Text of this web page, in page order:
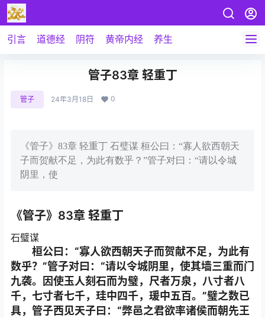
引言 道德经 阴符 黄帝内经 养生
管子83章 轻重丁
管子 24年3月18日 0
《管子》83章 轻重丁 石璧谋 桓公曰：“寡人欲西朝天
子而贺献不足，为此有数乎？”管子对曰：“请以令城
阴里，使
《管子》83章 轻重丁
石璧谋
桓公曰：“寡人欲西朝天子而贺献不足，为此有
数乎？”管子对曰：“请以令城阴里，使其墙三重而门
九袭。因使玉人刻石而为璧，尺者万泉，八寸者八
千，七寸者七千，珪中四千，瑗中五百。”璧之数已
具，管子西见天子曰：“弊邑之君欲率诸侯而朝先王